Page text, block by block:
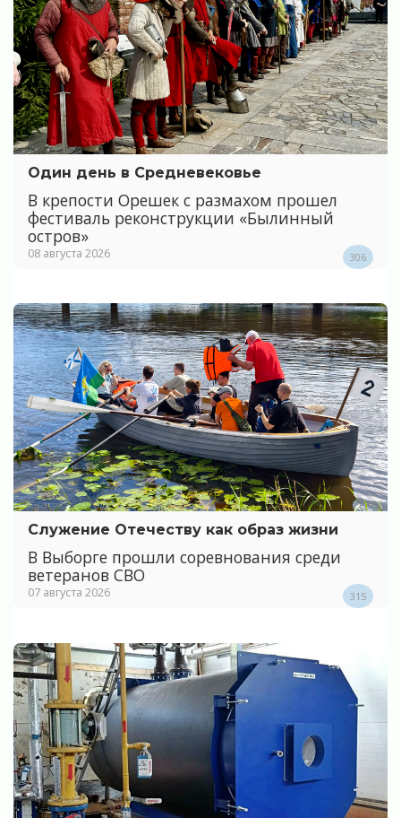
Один день в Средневековье
В крепости Орешек с размахом прошел
фестиваль реконструкции «Былинный
остров»
08 августа 2026 306
Служение Отечеству как образ жизни
В Выборге прошли соревнования среди
ветеранов СВО
07 августа 2026 315